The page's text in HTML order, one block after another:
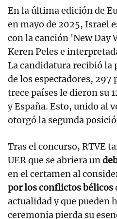
En la última edición de
en mayo de 2025, Israel
con la canción 'New Day
Keren Peles e
La candidatura recibió la
de los espectadores, 297
trece países le dieron su
y España. Esto, unido al
otorgó la segunda
Tras el concurso, RTVE
UER que se abriera un
en el certamen al
por los conflictos bélicos
actualidad y que pueden
ceremonia pierda su